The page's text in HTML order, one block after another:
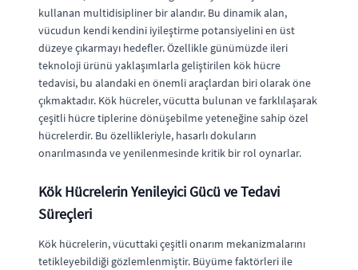
kullanan multidisipliner bir alandır. Bu dinamik alan,
vücudun kendi kendini iyileştirme potansiyelini en üst
düzeye çıkarmayı hedefler. Özellikle günümüzde ileri
teknoloji ürünü yaklaşımlarla geliştirilen kök hücre
tedavisi, bu alandaki en önemli araçlardan biri olarak öne
çıkmaktadır. Kök hücreler, vücutta bulunan ve farklılaşarak
çeşitli hücre tiplerine dönüşebilme yeteneğine sahip özel
hücrelerdir. Bu özellikleriyle, hasarlı dokuların
onarılmasında ve yenilenmesinde kritik bir rol oynarlar.
Kök Hücrelerin Yenileyici Gücü ve Tedavi
Süreçleri
Kök hücrelerin, vücuttaki çeşitli onarım mekanizmalarını
tetikleyebildiği gözlemlenmiştir. Büyüme faktörleri ile